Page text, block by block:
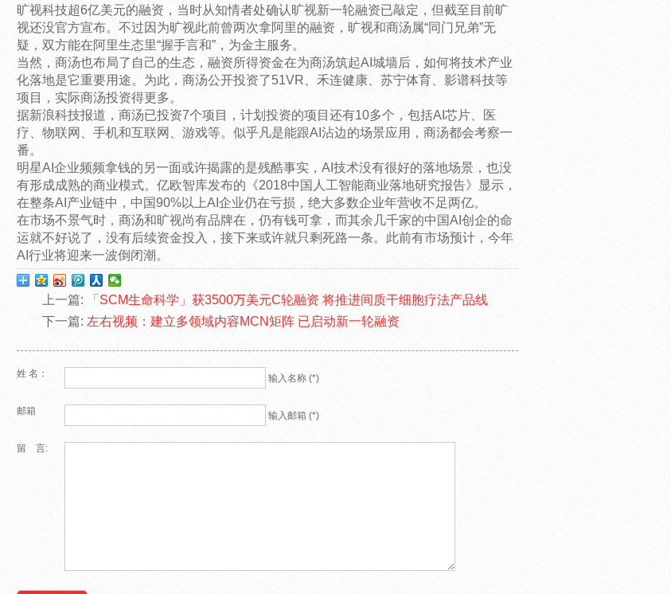
旷视科技超6亿美元的融资，当时从知情者处确认旷视新一轮融资已敲定，但截至目前旷
视还没官方宣布。不过因为旷视此前曾两次拿阿里的融资，旷视和商汤属“同门兄弟”无
疑，双方能在阿里生态里“握手言和”，为金主服务。
当然，商汤也布局了自己的生态，融资所得资金在为商汤筑起AI城墙后，如何将技术产业
化落地是它重要用途。为此，商汤公开投资了51VR、禾连健康、苏宁体育、影谱科技等
项目，实际商汤投资得更多。
据新浪科技报道，商汤已投资7个项目，计划投资的项目还有10多个，包括AI芯片、医
疗、物联网、手机和互联网、游戏等。似乎凡是能跟AI沾边的场景应用，商汤都会考察一
番。
明星AI企业频频拿钱的另一面或许揭露的是残酷事实，AI技术没有很好的落地场景，也没
有形成成熟的商业模式。亿欧智库发布的《2018中国人工智能商业落地研究报告》显示，
在整条AI产业链中，中国90%以上AI企业仍在亏损，绝大多数企业年营收不足两亿。
在市场不景气时，商汤和旷视尚有品牌在，仍有钱可拿，而其余几千家的中国AI创企的命
运就不好说了，没有后续资金投入，接下来或许就只剩死路一条。此前有市场预计，今年
AI行业将迎来一波倒闭潮。
上一篇:
「SCM生命科学」获3500万美元C轮融资 将推进间质干细胞疗法产品线
下一篇: 左右视频：建立多领域内容MCN矩阵 已启动新一轮融资
姓 名： 输入名称 (*)
邮箱 输入邮箱 (*)
留 言: